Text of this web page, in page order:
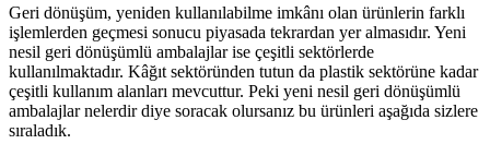
Geri dönüşüm, yeniden kullanılabilme imkânı olan ürünlerin farklı
işlemlerden geçmesi sonucu piyasada tekrardan yer almasıdır. Yeni
nesil geri dönüşümlü ambalajlar ise çeşitli sektörlerde
kullanılmaktadır. Kâğıt sektöründen tutun da plastik sektörüne kadar
çeşitli kullanım alanları mevcuttur. Peki yeni nesil geri dönüşümlü
ambalajlar nelerdir diye soracak olursanız bu ürünleri aşağıda sizlere
sıraladık.